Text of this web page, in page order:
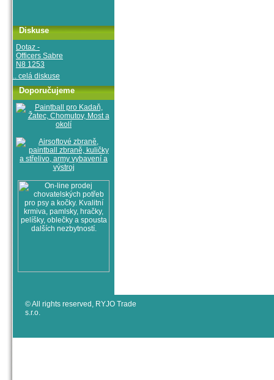
Diskuse
Dotaz -
Officers Sabre
N8 1253
.. celá diskuse
Doporučujeme
© All rights reserved, RYJO Trade
s.r.o.